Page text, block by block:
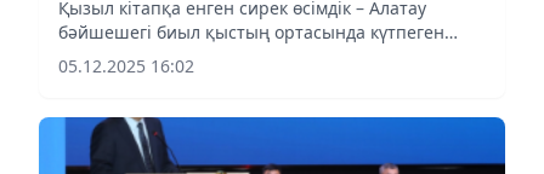
Қызыл кітапқа енген сирек өсімдік – Алатау
бәйшешегі биыл қыстың ортасында күтпеген
жерден гүлдеді, деп хабарлайды Aqshamnews.kz.
05.12.2025 16:02